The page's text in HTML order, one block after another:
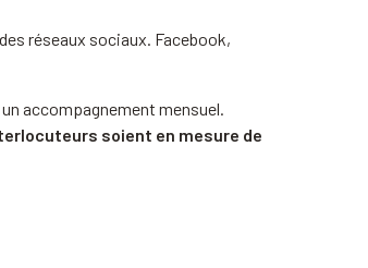
réseaux sociaux. Facebook,
accompagnement mensuel.
soient en mesure de